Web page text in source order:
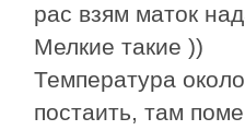
рас взям маток
Мелкие такие ))
Температура
постаить, там